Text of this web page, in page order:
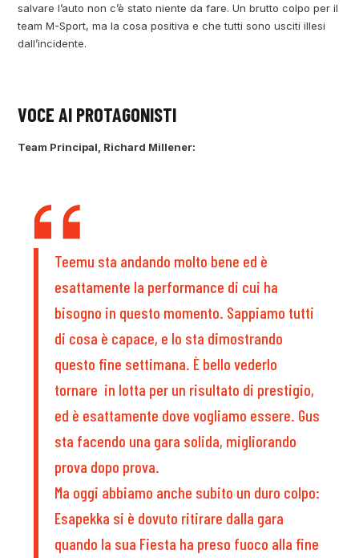
salvare l’auto non c’è stato niente da fare. Un brutto colpo per il
team M-Sport, ma la cosa positiva e che tutti sono usciti illesi
dall’incidente.
VOCE AI PROTAGONISTI
Team Principal, Richard Millener:
Teemu sta andando molto bene ed è
esattamente la performance di cui ha
bisogno in questo momento. Sappiamo tutti
di cosa è capace, e lo sta dimostrando
questo fine settimana. È bello vederlo
tornare in lotta per un risultato di prestigio,
ed è esattamente dove vogliamo essere. Gus
sta facendo una gara solida, migliorando
prova dopo prova.
Ma oggi abbiamo anche subito un duro colpo:
Esapekka si è dovuto ritirare dalla gara
quando la sua Fiesta ha preso fuoco alla fine